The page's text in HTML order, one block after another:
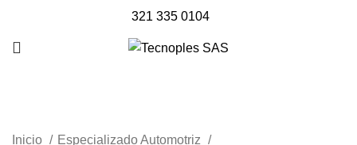
321 335 0104
Inicio
Especializado Automotriz